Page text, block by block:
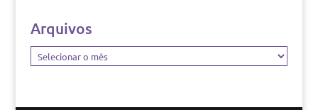
Arquivos
Arquivos